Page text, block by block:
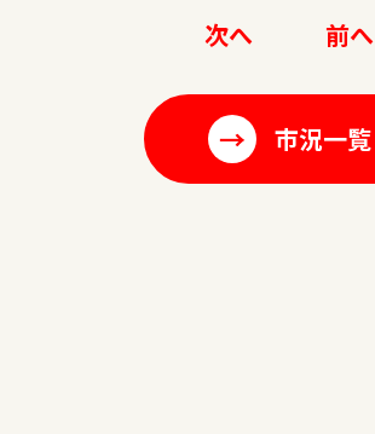
前へ
次へ
→ 市況一覧